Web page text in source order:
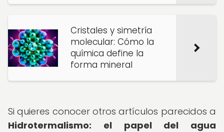
Cristales y simetría
molecular: Cómo la
química define la
forma mineral
Si quieres conocer otros artículos parecidos a
Hidrotermalismo: el papel del agua